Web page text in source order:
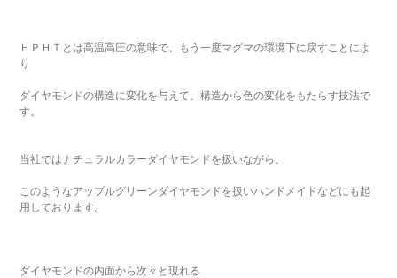
ＨＰＨＴとは高温高圧の意味で、もう一度マグマの環境下に戻すことによ
り
ダイヤモンドの構造に変化を与えて、構造から色の変化をもたらす技法で
す。
当社ではナチュラルカラーダイヤモンドを扱いながら、
このようなアップルグリーンダイヤモンドを扱いハンドメイドなどにも起
用しております。
ダイヤモンドの内面から次々と現れる